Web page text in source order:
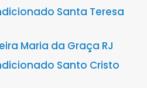
Santa Teresa
Maria da Graça RJ
Santo Cristo